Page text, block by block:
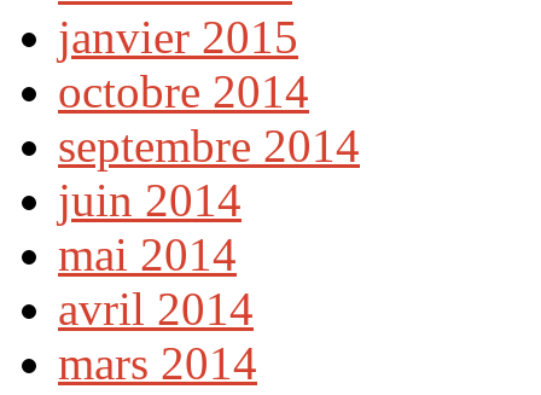
janvier 2015
octobre 2014
septembre 2014
juin 2014
mai 2014
avril 2014
mars 2014